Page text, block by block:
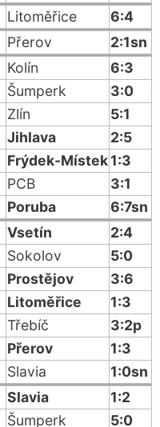
Litoměřice
6:4
Přerov
2:1sn
Kolín
6:3
Šumperk
3:0
Zlín
5:1
Jihlava
2:5
Frýdek-Místek1:3
PCB
3:1
Poruba
6:7sn
Vsetín
2:4
Sokolov
5:0
Prostějov
3:6
Litoměřice
1:3
Třebíč
3:2p
Přerov
1:3
Slavia
1:0sn
Slavia
1:2
Šumperk
5:0